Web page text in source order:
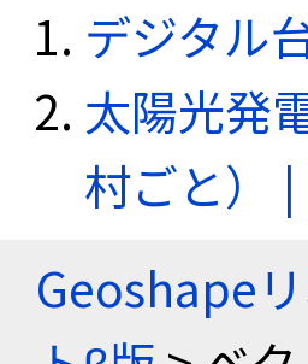
デジタル
太陽光発
村ごと）
Geoshape